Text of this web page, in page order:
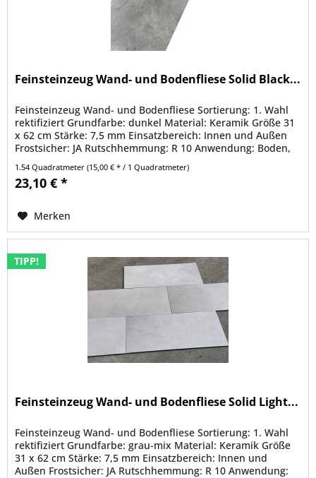
Feinsteinzeug Wand- und Bodenfliese Solid Black...
Feinsteinzeug Wand- und Bodenfliese Sortierung: 1. Wahl
rektifiziert Grundfarbe: dunkel Material: Keramik Größe 31
x 62 cm Stärke: 7,5 mm Einsatzbereich: Innen und Außen
Frostsicher: JA Rutschhemmung: R 10 Anwendung: Boden,
1.54 Quadratmeter(15,00 € * / 1 Quadratmeter)
23,10 € *
Merken
TIPP!
Feinsteinzeug Wand- und Bodenfliese Solid Light...
Feinsteinzeug Wand- und Bodenfliese Sortierung: 1. Wahl
rektifiziert Grundfarbe: grau-mix Material: Keramik Größe
31 x 62 cm Stärke: 7,5 mm Einsatzbereich: Innen und
Außen Frostsicher: JA Rutschhemmung: R 10 Anwendung: